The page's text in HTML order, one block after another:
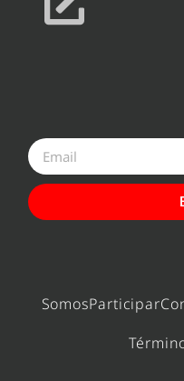
SomosParticipar